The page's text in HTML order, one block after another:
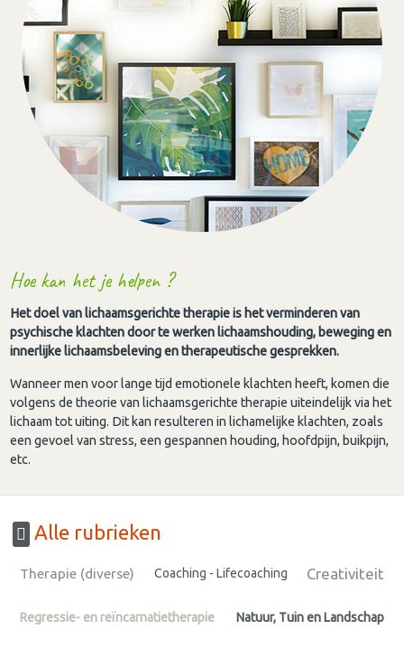
Hoe kan het je helpen ?
Het doel van lichaamsgerichte therapie is het verminderen van
psychische klachten door te werken lichaamshouding, beweging en
innerlijke lichaamsbeleving en therapeutische gesprekken.
Wanneer men voor lange tijd emotionele klachten heeft, komen die
volgens de theorie van lichaamsgerichte therapie uiteindelijk via het
lichaam tot uiting. Dit kan resulteren in lichamelijke klachten, zoals
een gevoel van stress, een gespannen houding, hoofdpijn, buikpijn,
etc.
Alle rubrieken
Therapie (diverse) Coaching - Lifecoaching Creativiteit
Regressie- en reïncarnatietherapie Natuur, Tuin en Landschap